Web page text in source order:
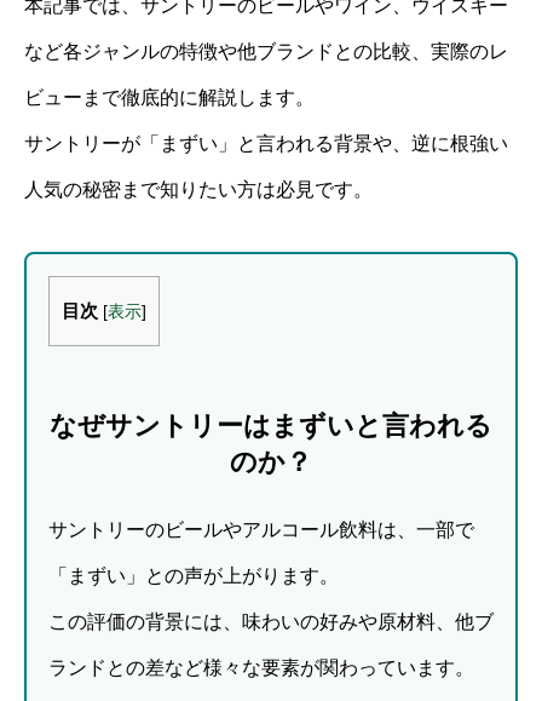
本記事では、サントリーのビールやワイン、ウイスキー
など各ジャンルの特徴や他ブランドとの比較、実際のレ
ビューまで徹底的に解説します。
サントリーが「まずい」と言われる背景や、逆に根強い
人気の秘密まで知りたい方は必見です。
目次 [表示]
なぜサントリーはまずいと言われる
のか？
サントリーのビールやアルコール飲料は、一部で
「まずい」との声が上がります。
この評価の背景には、味わいの好みや原材料、他ブ
ランドとの差など様々な要素が関わっています。